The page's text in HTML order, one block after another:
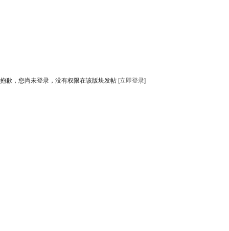
抱歉，您尚未登录，没有权限在该版块发帖 [立即登录]